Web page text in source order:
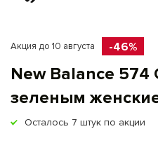
Акция до 10 августа -46%
New Balance 574
зеленым
Осталось 7 штук по акции